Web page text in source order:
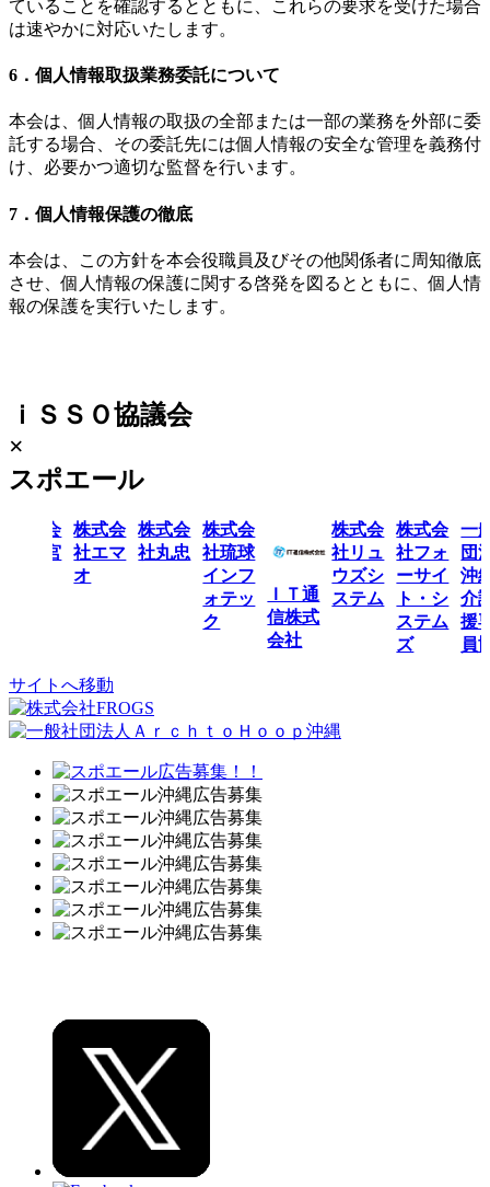
ていることを確認するとともに、これらの要求を受けた場合
は速やかに対応いたします。
6．個人情報取扱業務委託について
本会は、個人情報の取扱の全部または一部の業務を外部に委
託する場合、その委託先には個人情報の安全な管理を義務付
け、必要かつ適切な監督を行います。
7．個人情報保護の徹底
本会は、この方針を本会役職員及びその他関係者に周知徹底
させ、個人情報の保護に関する啓発を図るとともに、個人情
報の保護を実行いたします。
ｉＳＳＯ協議会
×
スポエール
有限会
社大宮
株式会
社エマ
オ
株式会
社丸忠
株式会
社琉球
インフ
ォテッ
ク
ＩＴ通
信株式
会社
株式会
社リュ
ウズシ
ステム
株式会
社フォ
ーサイ
ト・シ
ステム
ズ
一
団
沖
介
援
員
サイトへ移動